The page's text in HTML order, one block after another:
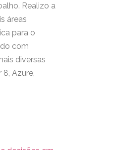
Realizo a
áreas
para o
com
diversas
8, Azure,